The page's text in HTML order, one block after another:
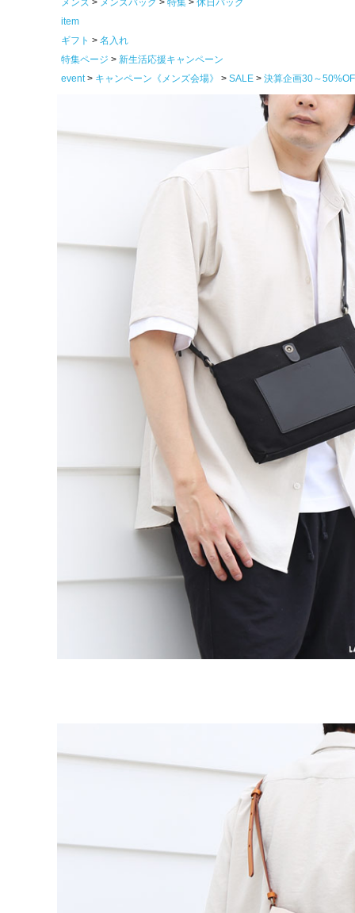
item
ギフト
名入れ
特集ページ
新生活応援キャンペーン
event
キャンペーン《メンズ会場》 SALE 決算企画30～